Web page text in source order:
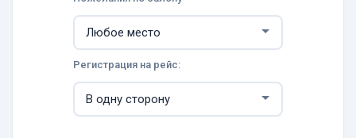
Регистрация на рейс: